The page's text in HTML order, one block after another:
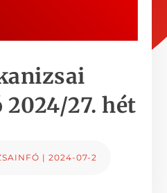
27. hét
| 2024-07-2